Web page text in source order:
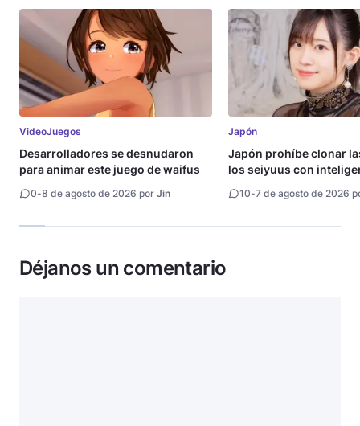
VideoJuegos
Desarrolladores se desnudaron
para animar este juego de waifus
0-8 de agosto de 2026 por Jin
Japón
Japón prohíbe clonar
los seiyuus con
artificial
10-7 de agosto de 2026
Déjanos un comentario